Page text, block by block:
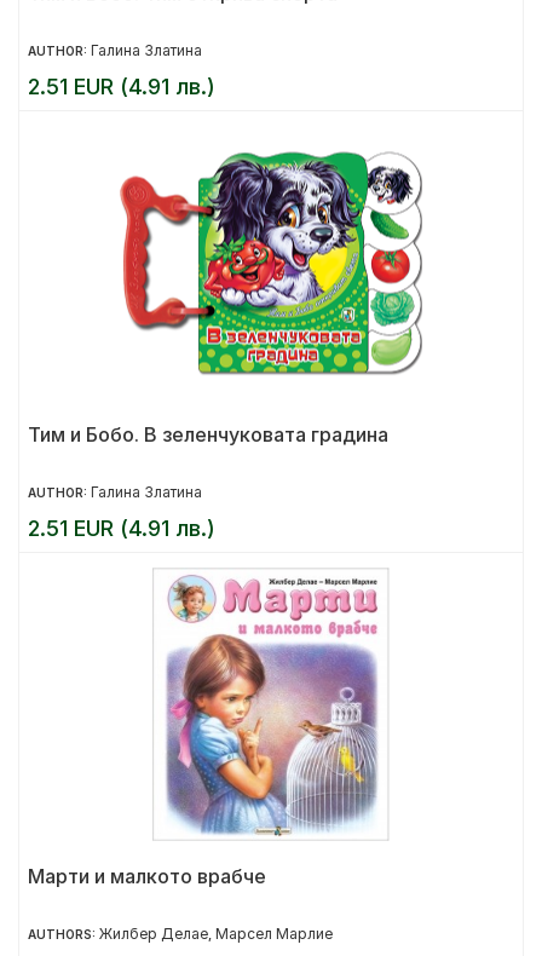
AUTHOR: Галина Златина
2.51 EUR (4.91 лв.)
Тим и Бобо. В зеленчуковата градина
AUTHOR: Галина Златина
2.51 EUR (4.91 лв.)
Марти и малкото врабче
AUTHORS: Жилбер Делае Марсел Марлие